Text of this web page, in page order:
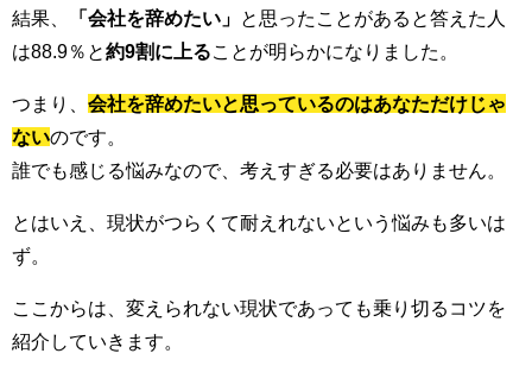
結果、
「会社を辞めたい」
と思ったことがあると答えた人
は88.9％と約9割に上ることが明らかになりました。
つまり、 会社を辞めたいと思っているのはあなただけじゃ
ないのです。
誰でも感じる悩みなので、考えすぎる必要はありません。
とはいえ、現状がつらくて耐えれないという悩みも多いは
ず。
ここからは、変えられない現状であっても乗り切るコツを
紹介していきます。